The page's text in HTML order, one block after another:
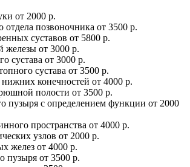
от 2000 р.
отдела позвоночника от 3500 р.
суставов от 5800 р.
железы от 3000 р.
сустава от 3000 р.
сустава от 3500 р.
конечностей от 4000 р.
полости от 3500 р.
пузыря с определением функции от 2000
пространства от 4000 р.
узлов от 2000 р.
желез от 4000 р.
пузыря от 3500 р.